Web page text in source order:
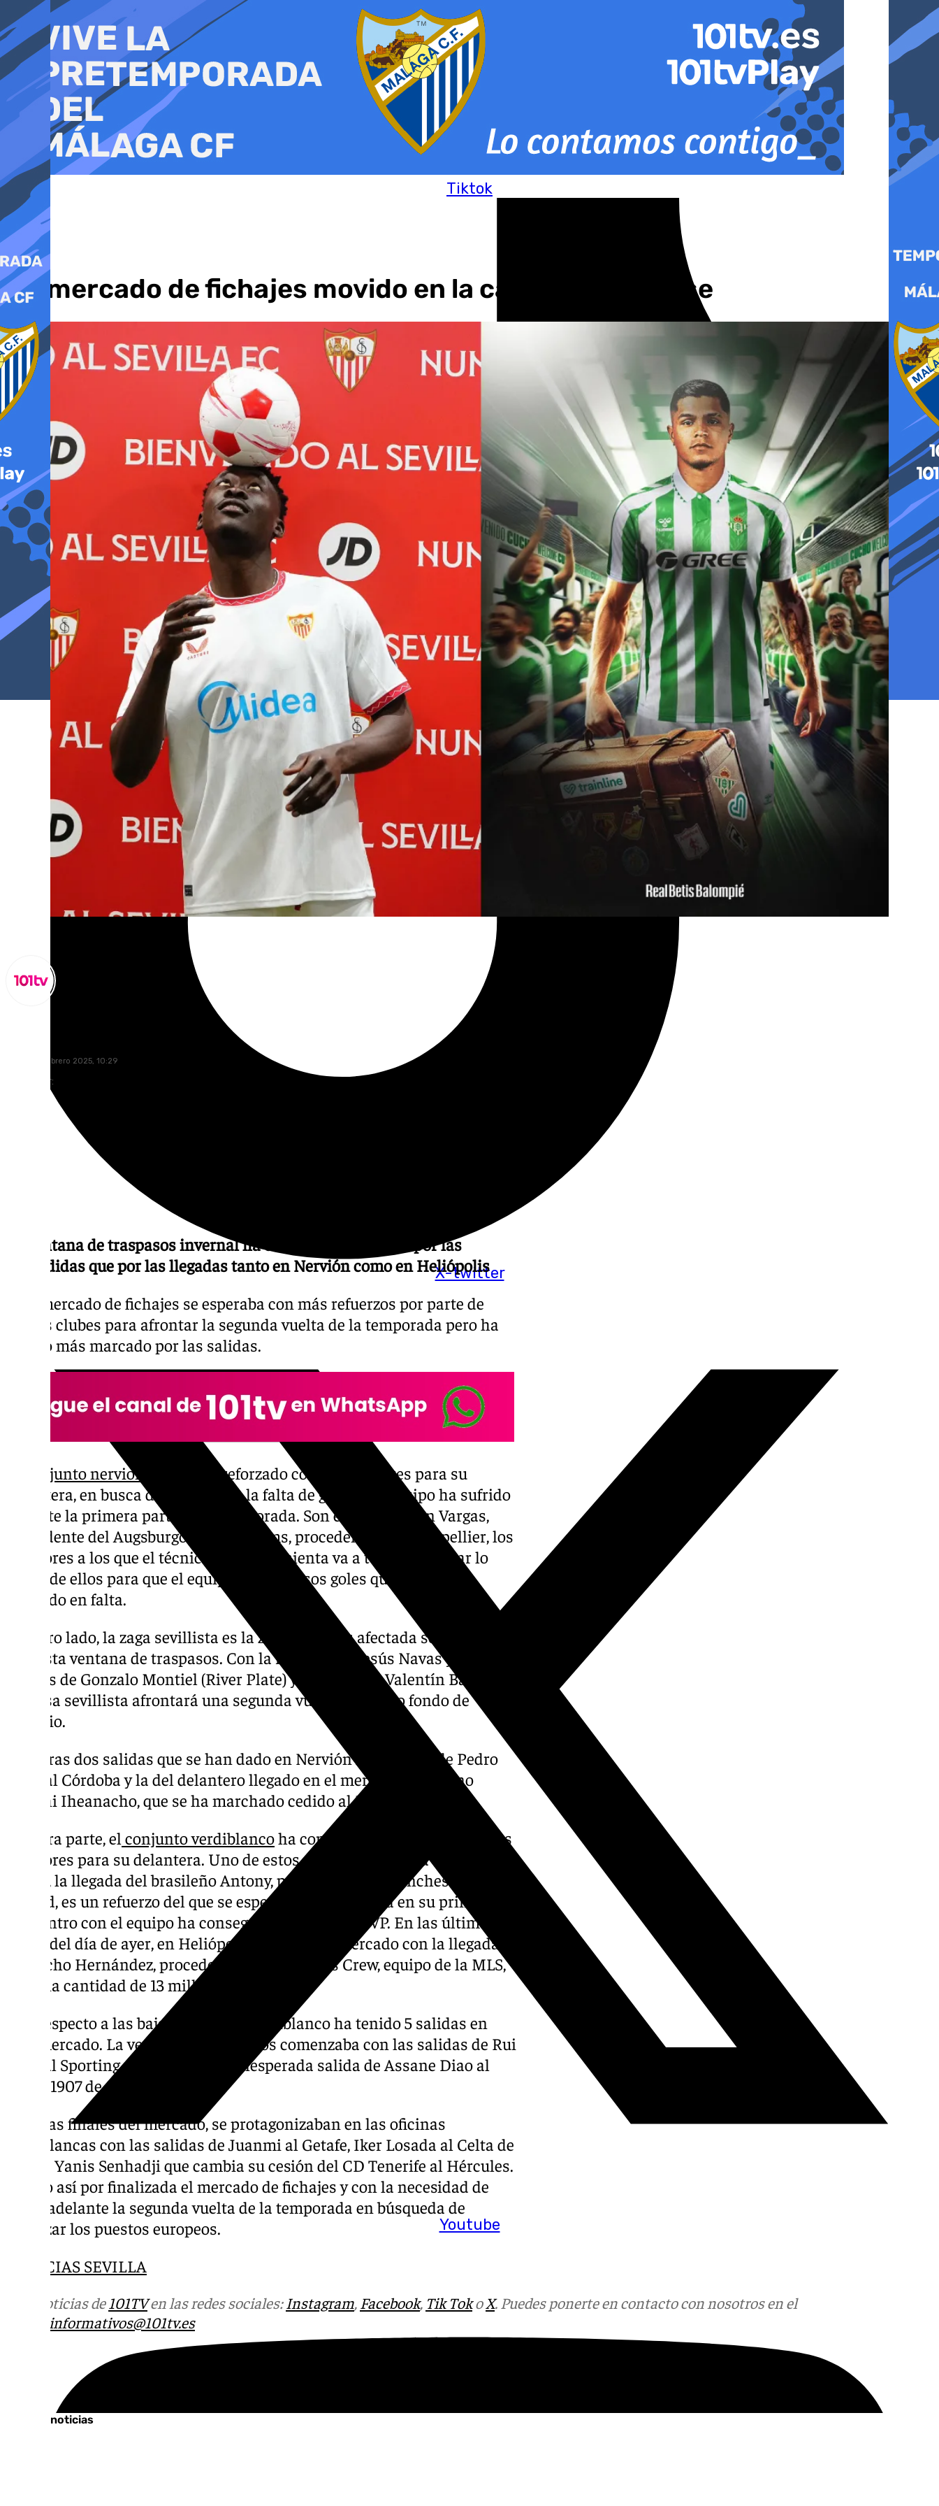
al
contenido
Tiktok
X-twitter
Youtube
Un mercado de fichajes movido en la capital hispalense
martes, 4 febrero 2025, 10:29
Compartir:
La ventana de traspasos invernal ha estado más marcada por las
despedidas que por las llegadas tanto en Nervión como en Heliópolis
Este mercado de fichajes se esperaba con más refuerzos por parte de
ambos clubes para afrontar la segunda vuelta de la temporada pero ha
estado más marcado por las salidas.
conjunto nervionense
se ha reforzado con dos hombres para su
delantera, en busca de acabar con la falta de gol que el equipo ha sufrido
durante la primera parte de la temporada. Son el suizo Rubén Vargas,
procedente del Augsburgo y Akor Adams, procedente del Montpellier, los
jugadores a los que el técnico García Pimienta va a tener que sacar lo
mejor de ellos para que el equipo consiga esos goles que tanto está
echando en falta.
Por otro lado, la zaga sevillista es la zona que más afectada se ha visto
tras esta ventana de traspasos. Con la retirada de Jesús Navas y las
salidas de Gonzalo Montiel (River Plate) y la salida de Valentín Barco, la
defensa sevillista afrontará una segunda vuelta con poco fondo de
armario.
Las otras dos salidas que se han dado en Nervión han sido la de Pedro
Ortiz al Córdoba y la del delantero llegado en el mercado de verano
Kelechi Iheanacho, que se ha marchado cedido al Middlesbrough.
Por otra parte, el conjunto verdiblancoha conseguido reforzarse con dos
jugadores para su delantera. Uno de estos refuerzos ilusiona a la afición
bética, la llegada del brasileño Antony, procedente del Manchester
United, es un refuerzo del que se espera mucho y que ya en su primer
encuentro con el equipo ha conseguido su primer MVP. En las últimas
horas del día de ayer, en Heliópolis cerraban el mercado con la llegada
de Cucho Hernández, procedente del Columbus Crew, equipo de la MLS,
por una cantidad de 13 millones de euros.
Con respecto a las bajas, el equipo verdiblanco ha tenido 5 salidas en
este mercado. La ventana de traspasos comenzaba con las salidas de Rui
Silva al Sporting de Portugal y la inesperada salida de Assane Diao al
Como 1907 de Cesc Fábregas.
Los días finales del mercado, se protagonizaban en las oficinas
verdiblancas con las salidas de Juanmi al Getafe, Iker Losada al Celta de
Vigo y Yanis Senhadji que cambia su cesión del CD Tenerife al Hércules.
Dando así por finalizada el mercado de fichajes y con la necesidad de
sacar adelante la segunda vuelta de la temporada en búsqueda de
alcanzar los puestos europeos.
NOTICIAS SEVILLA
Más noticias de 101TVen las redes sociales: Instagram, Facebook, Tik TokoX. Puedes ponerte en contacto con nosotros en el
informativos@101tv.es
Últimas noticias